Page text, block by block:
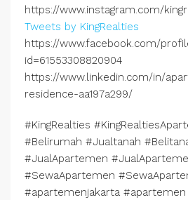
https://www.instagram.com/
Tweets by KingRealties
https://www.facebook.com/
id=61553308820904
https://www.linkedin.com/in/
residence-aa197a299/
#KingRealties
#Belirumah #Jualtanah
#JualApartemen
#SewaApartemen
#apartemenjakarta